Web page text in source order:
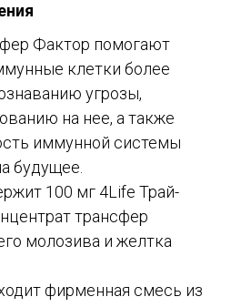
Фактор помогают
клетки более
угрозы,
на нее, а также
иммунной системы
будущее.
100 мг 4Life Трай-
трансфер
молозива и желтка
фирменная смесь из